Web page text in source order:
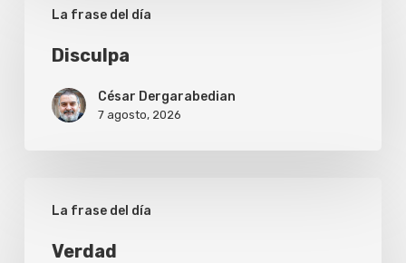
La frase del día
Disculpa
César Dergarabedian
7 agosto, 2026
La frase del día
Verdad